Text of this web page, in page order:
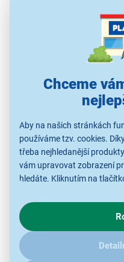
Chceme
Aby na našich stránkách
používáme tzv. cookies.
třeba nejhledanější
vám upravovat zobrazení
hledáte. Kliknutím na
chování na webu pro
zajímají detaily, jak u nás s
kliknětesem.
Digitální
8“ IPS displej
poměr stran 16:9
rozlišení 1 280 ×
čtečka karet (SD /
podpora USB 2.0
stojánek